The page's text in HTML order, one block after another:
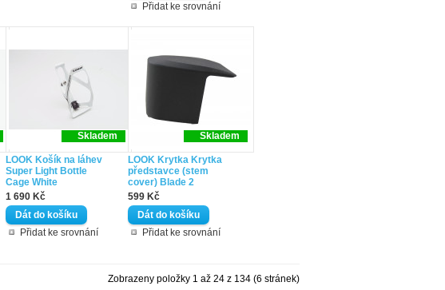
Přidat ke srovnání
Skladem
LOOK Košík na láhev
Super Light Bottle
Cage White
1 690 Kč
Přidat ke srovnání
Skladem
LOOK Krytka Krytka
představce (stem
cover) Blade 2
599 Kč
Přidat ke srovnání
Zobrazeny položky 1 až 24 z 134 (6 stránek)